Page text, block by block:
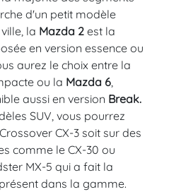
d'un petit modèle
la Mazda 2 est la
en version essence ou
aurez le choix entre la
ou la Mazda 6,
aussi en version Break.
SUV, vous pourrez
CX-3 soit sur des
comme le CX-30 ou
MX-5 qui a fait la
dans la gamme.